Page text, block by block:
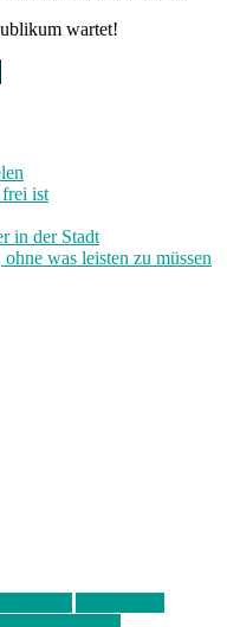
wartet!
ist
in der Stadt
was leisten zu müssen